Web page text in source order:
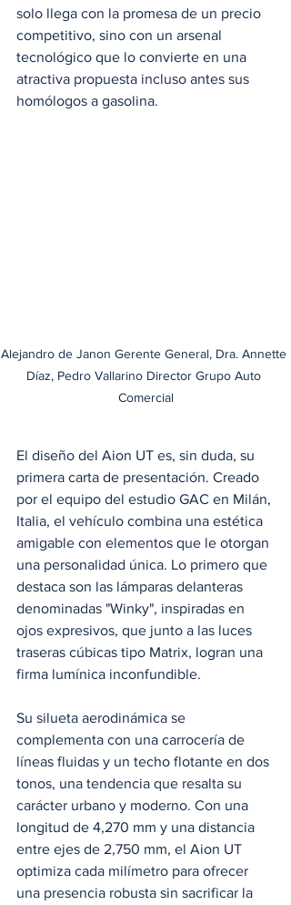
solo llega con la promesa de un precio
competitivo, sino con un arsenal
tecnológico que lo convierte en una
atractiva propuesta incluso antes sus
homólogos a gasolina.
Alejandro de Janon Gerente General, Dra. Annette
Díaz, Pedro Vallarino Director Grupo Auto
Comercial
El diseño del Aion UT es, sin duda, su
primera carta de presentación. Creado
por el equipo del estudio GAC en Milán,
Italia, el vehículo combina una estética
amigable con elementos que le otorgan
una personalidad única. Lo primero que
destaca son las lámparas delanteras
denominadas "Winky", inspiradas en
ojos expresivos, que junto a las luces
traseras cúbicas tipo Matrix, logran una
firma lumínica inconfundible.
Su silueta aerodinámica se
complementa con una carrocería de
líneas fluidas y un techo flotante en dos
tonos, una tendencia que resalta su
carácter urbano y moderno. Con una
longitud de 4,270 mm y una distancia
entre ejes de 2,750 mm, el Aion UT
optimiza cada milímetro para ofrecer
una presencia robusta sin sacrificar la